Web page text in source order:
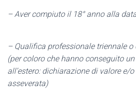
– Aver compiuto il 18° anno alla
– Qualifica professionale triennale
(per coloro che hanno conseguito
all’estero: dichiarazione di valore e/
asseverata)